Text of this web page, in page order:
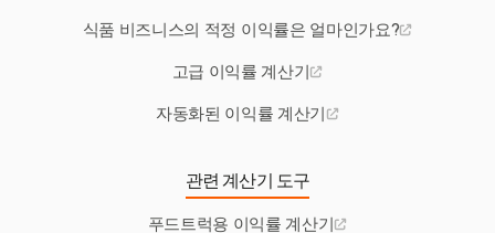
식품 비즈니스의 적정 이익률은 얼마인가요?
고급 이익률 계산기
자동화된 이익률 계산기
관련 계산기 도구
푸드트럭용 이익률 계산기